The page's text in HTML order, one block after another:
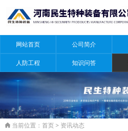
网站首页 公司简介
人防工程 知识问答
 当前位置： 首页> 资讯动态